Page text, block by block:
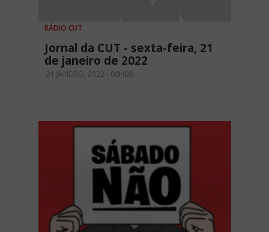
RÁDIO CUT
Jornal da CUT - sexta-feira, 21
de janeiro de 2022
21 JANEIRO, 2022 - 00H00